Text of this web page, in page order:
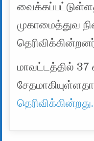
முகாமைத்துவ
மாவட்டத்தில் 37
தெரிவிக்கின்றது.